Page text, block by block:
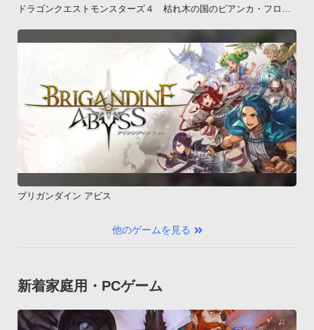
ドラゴンクエストモンスターズ４ 枯れ木の国のビアンカ・フロー
ブリガンダイン アビス
他のゲームを見る
新着家庭用・PCゲーム